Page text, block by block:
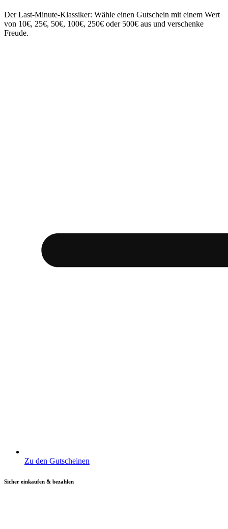
Der Last-Minute-Klassiker: Wähle einen Gutschein mit einem Wert
von 10€, 25€, 50€, 100€, 250€ oder 500€ aus und verschenke
Freude.
Zu den Gutscheinen
Sicher einkaufen & bezahlen